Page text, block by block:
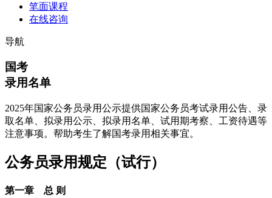
笔面课程
在线咨询
导航
国考
录用名单
2025年国家公务员录用公示提供国家公务员考试录用公告、录
取名单、拟录用公示、拟录用名单、试用期考察、工资待遇等
注意事项。帮助考生了解国考录用相关事宜。
公务员录用规定（试行）
第一章 总 则